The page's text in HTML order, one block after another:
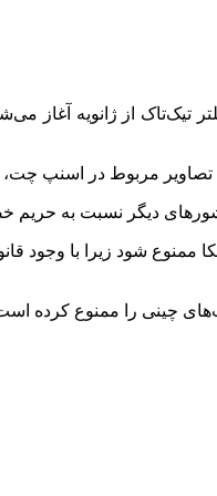
دیگر نسبت به حریم
ممنوع شود زیرا با
را ممنوع کرده است